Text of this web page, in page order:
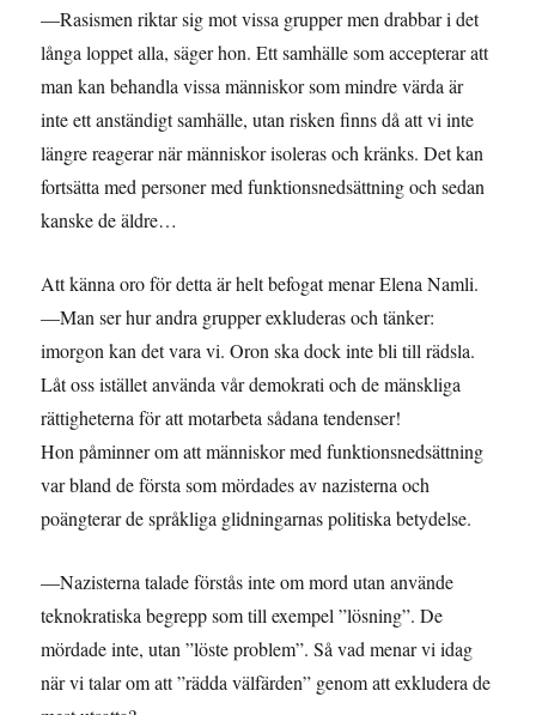
—Rasismen riktar sig mot vissa grupper men drabbar i det
långa loppet alla, säger hon. Ett samhälle som accepterar att
man kan behandla vissa människor som mindre värda är
inte ett anständigt samhälle, utan risken finns då att vi inte
längre reagerar när människor isoleras och kränks. Det kan
fortsätta med personer med funktionsnedsättning och sedan
kanske de äldre…
Att känna oro för detta är helt befogat menar Elena Namli.
—Man ser hur andra grupper exkluderas och tänker:
imorgon kan det vara vi. Oron ska dock inte bli till rädsla.
Låt oss istället använda vår demokrati och de mänskliga
rättigheterna för att motarbeta sådana tendenser!
Hon påminner om att människor med funktionsnedsättning
var bland de första som mördades av nazisterna och
poängterar de språkliga glidningarnas politiska betydelse.
—Nazisterna talade förstås inte om mord utan använde
teknokratiska begrepp som till exempel ”lösning”. De
mördade inte, utan ”löste problem”. Så vad menar vi idag
när vi talar om att ”rädda välfärden” genom att exkludera de